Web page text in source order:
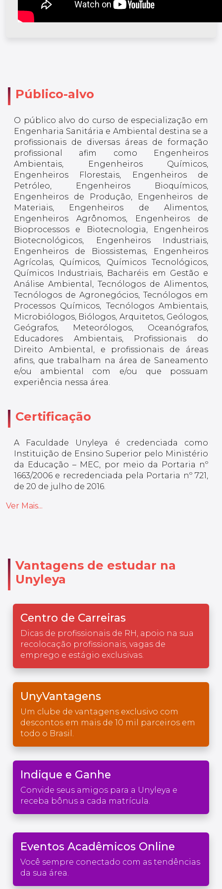
Público-alvo
O público alvo do curso de especialização em
Engenharia Sanitária e Ambiental destina se a
profissionais de diversas áreas de formação
profissional afim como Engenheiros
Ambientais, Engenheiros Químicos,
Engenheiros Florestais, Engenheiros de
Petróleo, Engenheiros Bioquímicos,
Engenheiros de Produção, Engenheiros de
Materiais, Engenheiros de Alimentos,
Engenheiros Agrônomos, Engenheiros de
Bioprocessos e Biotecnologia, Engenheiros
Biotecnológicos, Engenheiros Industriais,
Engenheiros de Biossistemas, Engenheiros
Agrícolas, Químicos, Químicos Tecnológicos,
Químicos Industriais, Bacharéis em Gestão e
Análise Ambiental, Tecnólogos de Alimentos,
Tecnólogos de Agronegócios, Tecnólogos em
Processos Químicos, Tecnólogos Ambientais,
Microbiólogos, Biólogos, Arquitetos, Geólogos,
Geógrafos, Meteorólogos, Oceanógrafos,
Educadores Ambientais, Profissionais do
Direito Ambiental, e profissionais de áreas
afins, que trabalham na área de Saneamento
e/ou ambiental com e/ou que possuam
experiência nessa área.
Certificação
A Faculdade Unyleya é credenciada como
Instituição de Ensino Superior pelo Ministério
da Educação – MEC, por meio da Portaria nº
1663/2006 e recredenciada pela Portaria nº 721,
de 20 de julho de 2016.
Ver Mais...
Vantagens de estudar na
Unyleya
Centro de Carreiras
Dicas de profissionais de RH, apoio na sua
recolocação profissionais, vagas de
emprego e estágio exclusivas.
UnyVantagens
Um clube de vantagens exclusivo com
descontos em mais de 10 mil parceiros em
todo o Brasil.
Indique e Ganhe
Convide seus amigos para a Unyleya e
receba bônus a cada matrícula.
Eventos Acadêmicos Online
Você sempre conectado com as tendências
da sua área.